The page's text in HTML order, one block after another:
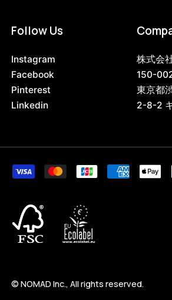
Follow Us
Instagram
Facebook
Pinterest
Linkedin
株式会
150-
東京都
2-8-2
© NOMAD Inc., All rights reserved.